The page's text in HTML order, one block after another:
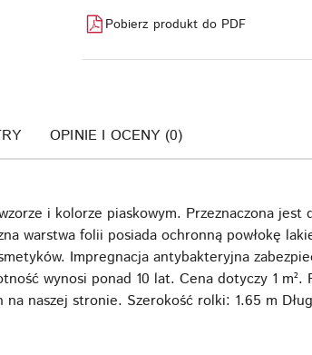
Pobierz produkt do PDF
OPINIE I OCENY (0)
i kolorze piaskowym. Przeznaczona jest
warstwa folii posiada ochronną powłokę
Impregnacja antybakteryjna
wynosi ponad 10 lat. Cena dotyczy 1 m².
naszej stronie. Szerokość rolki: 1.65 m